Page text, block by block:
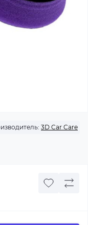
3D Car Care